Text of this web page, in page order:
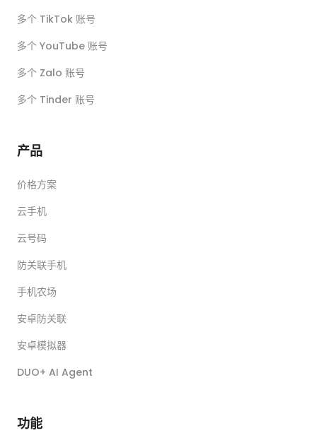
多个 TikTok 账号
多个 YouTube 账号
多个 Zalo 账号
多个 Tinder 账号
产品
价格方案
云手机
云号码
防关联手机
手机农场
安卓防关联
安卓模拟器
DUO+ AI Agent
功能